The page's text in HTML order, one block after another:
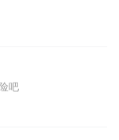
吧